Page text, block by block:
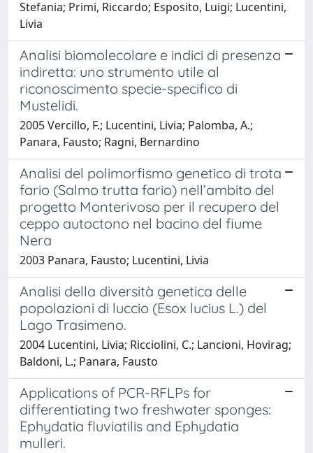
Stefania; Primi, Riccardo; Esposito, Luigi; Lucentini,
Livia
Analisi biomolecolare e indici di presenza
indiretta: uno strumento utile al
riconoscimento specie-specifico di
Mustelidi.
2005 Vercillo, F.; Lucentini, Livia; Palomba, A.;
Panara, Fausto; Ragni, Bernardino
Analisi del polimorfismo genetico di trota
fario (Salmo trutta fario) nell’ambito del
progetto Monterivoso per il recupero del
ceppo autoctono nel bacino del fiume
Nera
2003 Panara, Fausto; Lucentini, Livia
Analisi della diversità genetica delle
popolazioni di luccio (Esox lucius L.) del
Lago Trasimeno.
2004 Lucentini, Livia; Ricciolini, C.; Lancioni, Hovirag;
Baldoni, L.; Panara, Fausto
Applications of PCR-RFLPs for
differentiating two freshwater sponges:
Ephydatia fluviatilis and Ephydatia
mulleri.